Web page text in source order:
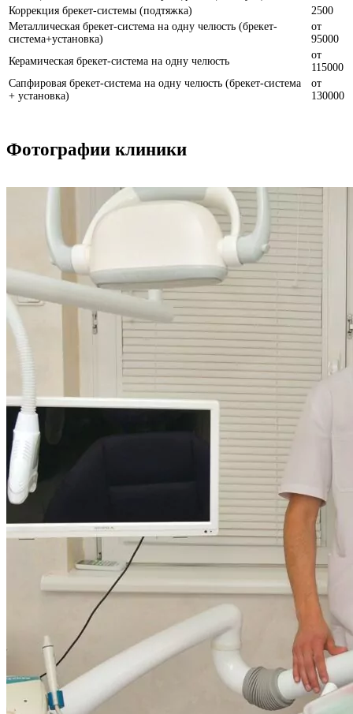
Коррекция брекет-системы (подтяжка)
2500
Металлическая брекет-система на одну челюсть (брекет-
система+установка)
от
95000
Керамическая брекет-система на одну челюсть
от
115000
Сапфировая брекет-система на одну челюсть (брекет-система
+ установка)
от
130000
Фотографии клиники